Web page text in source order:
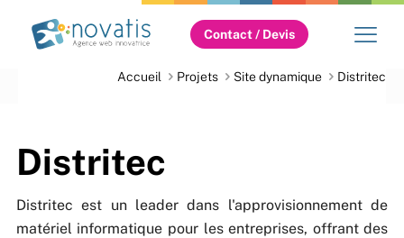
Contact / Devis
Accueil Projets Site dynamique Distritec
Distritec
Distritec est un leader dans l'approvisionnement de
matériel informatique pour les entreprises, offrant des